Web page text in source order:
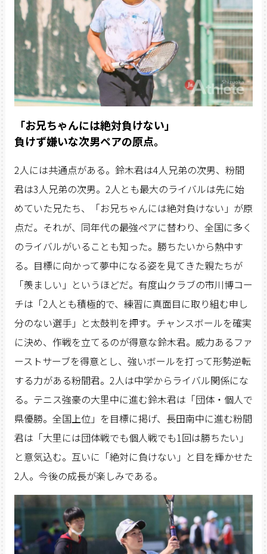
「お兄ちゃんには絶対負けない」
負けず嫌いな次男ペアの原点。
2人には共通点がある。鈴木君は4人兄弟の次男、粉間
君は3人兄弟の次男。2人とも最大のライバルは先に始
めていた兄たち、「お兄ちゃんには絶対負けない」が原
点だ。それが、同年代の最強ペアに替わり、全国に多く
のライバルがいることも知った。勝ちたいから熱中す
る。目標に向かって夢中になる姿を見てきた親たちが
「羨ましい」というほどだ。有度山クラブの市川博コー
チは「2人とも積極的で、練習に真面目に取り組む申し
分のない選手」と太鼓判を押す。チャンスボールを確実
に決め、作戦を立てるのが得意な鈴木君。威力あるファ
ーストサーブを得意とし、強いボールを打って形勢逆転
する力がある粉間君。2人は中学からライバル関係にな
る。テニス強豪の大里中に進む鈴木君は「団体・個人で
県優勝。全国上位」を目標に掲げ、長田南中に進む粉間
君は「大里には団体戦でも個人戦でも1回は勝ちたい」
と意気込む。互いに「絶対に負けない」と目を輝かせた
2人。今後の成長が楽しみである。